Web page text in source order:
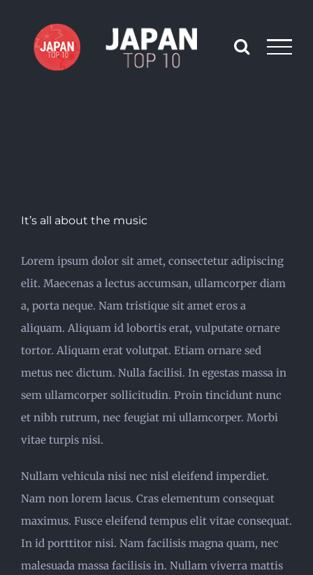
content
It’s all about the music
Lorem ipsum dolor sit amet, consectetur adipiscing
elit. Maecenas a lectus accumsan, ullamcorper diam
a, porta neque. Nam tristique sit amet eros a
aliquam. Aliquam id lobortis erat, vulputate ornare
tortor. Aliquam erat volutpat. Etiam ornare sed
metus nec dictum. Nulla facilisi. In egestas massa in
sem ullamcorper sollicitudin. Proin tincidunt nunc
et nibh rutrum, nec feugiat mi ullamcorper. Morbi
vitae turpis nisi.
Nullam vehicula nisi nec nisl eleifend imperdiet.
Nam non lorem lacus. Cras elementum consequat
maximus. Fusce eleifend tempus elit vitae consequat.
In id porttitor nisi. Nam facilisis magna quam, nec
malesuada massa facilisis in. Nullam viverra mattis